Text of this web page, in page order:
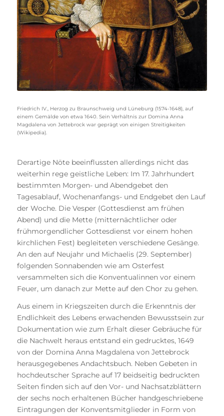
Friedrich IV., Herzog zu Braunschweig und Lüneburg (1574-1648), auf
einem Gemälde von etwa 1640. Sein Verhältnis zur Domina Anna
Magdalena von Jettebrock war geprägt von einigen Streitigkeiten
(Wikipedia).
Derartige Nöte beeinflussten allerdings nicht das
weiterhin rege geistliche Leben: Im 17. Jahrhundert
bestimmten Morgen- und Abendgebet den
Tagesablauf, Wochenanfangs- und Endgebet den Lauf
der Woche. Die Vesper (Gottesdienst am frühen
Abend) und die Mette (mitternächtlicher oder
frühmorgendlicher Gottesdienst vor einem hohen
kirchlichen Fest) begleiteten verschiedene Gesänge.
An den auf Neujahr und Michaelis (29. September)
folgenden Sonnabenden wie am Osterfest
versammelten sich die Konventualinnen vor einem
Feuer, um danach zur Mette auf den Chor zu gehen.
Aus einem in Kriegszeiten durch die Erkenntnis der
Endlichkeit des Lebens erwachenden Bewusstsein zur
Dokumentation wie zum Erhalt dieser Gebräuche für
die Nachwelt heraus entstand ein gedrucktes, 1649
von der Domina Anna Magdalena von Jettebrock
herausgegebenes Andachtsbuch. Neben Gebeten in
hochdeutscher Sprache auf 17 beidseitig bedruckten
Seiten finden sich auf den Vor- und Nachsatzblättern
der sechs noch erhaltenen Bücher handgeschriebene
Eintragungen der Konventsmitglieder in Form von